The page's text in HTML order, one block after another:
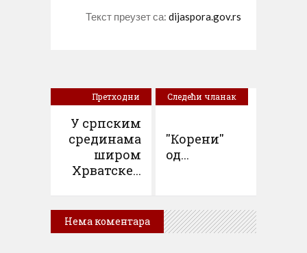
Текст преузет са: dijaspora.gov.rs
Претходни
У српским
срединама
широм
Хрватске...
Следећи чланак
''Корени''
од...
Нема коментара